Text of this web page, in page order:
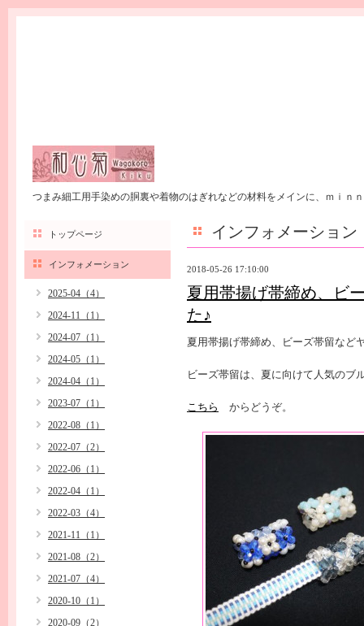
つまみ細工用手染めの胴裏や着物のはぎれなどの材料をメインに、ｍｉｎ
インフォメーション
2018-05-26 17:10:00
夏用帯揚げ帯締め、ビ
た♪
夏用帯揚げ帯締め、ビーズ帯留など
ビーズ帯留は、夏に向けて人気のブ
こちら からどうぞ。
トップページ
インフォメーション
2025-04（4）
2024-11（1）
2024-07（1）
2024-05（1）
2024-04（1）
2023-07（1）
2022-08（1）
2022-07（2）
2022-06（1）
2022-04（1）
2022-03（4）
2021-11（1）
2021-08（2）
2021-07（4）
2020-10（1）
2020-09（2）